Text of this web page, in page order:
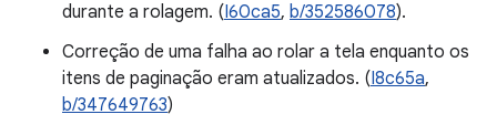
durante a rolagem. (I60ca5, b/352586078).
Correção de uma falha ao rolar a tela enquanto os
itens de paginação eram atualizados. (I8c65a,
b/347649763)